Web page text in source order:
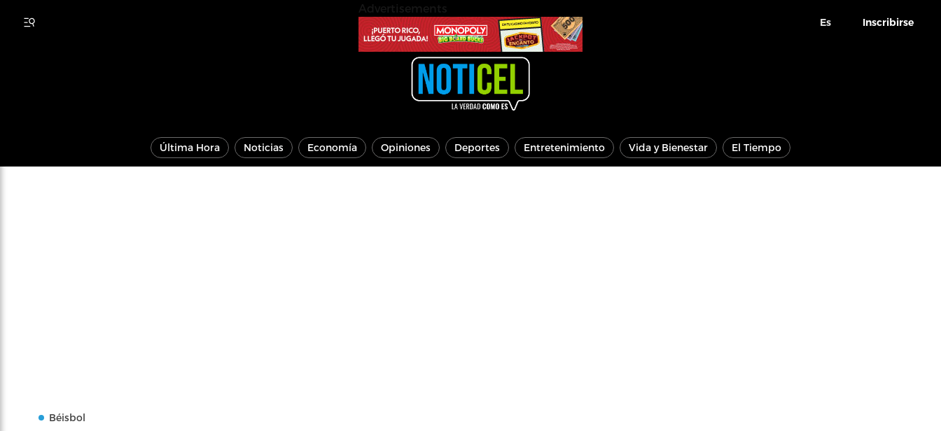
Es Inscribirse
Última Hora Noticias Economía Opiniones Deportes Entretenimiento Vida y Bienestar El Tiempo
Béisbol